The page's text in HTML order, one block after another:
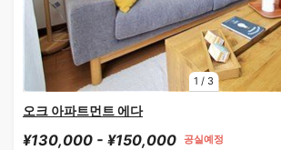
1 / 3
오크 아파트먼트 에다
¥130,000 - ¥150,000 공실예정